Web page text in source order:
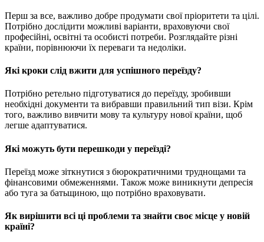
Перш за все, важливо добре продумати свої пріоритети та цілі.
Потрібно дослідити можливі варіанти, враховуючи свої
професійні, освітні та особисті потреби. Розглядайте різні
країни, порівнюючи їх переваги та недоліки.
Які кроки слід вжити для успішного переїзду?
Потрібно ретельно підготуватися до переїзду, зробивши
необхідні документи та вибравши правильний тип візи. Крім
того, важливо вивчити мову та культуру нової країни, щоб
легше адаптуватися.
Які можуть бути перешкоди у переїзді?
Переїзд може зіткнутися з бюрократичними труднощами та
фінансовими обмеженнями. Також може виникнути депресія
або туга за батьщиною, що потрібно враховувати.
Як вирішити всі ці проблеми та знайти своє місце у новій
країні?